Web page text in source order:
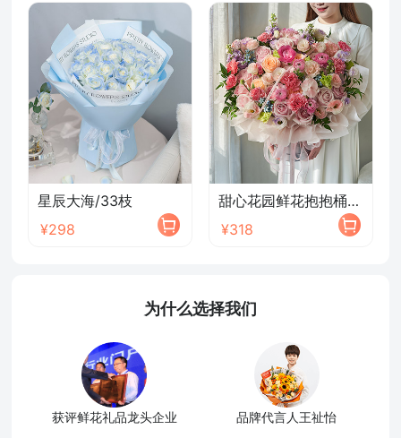
星辰大海/33枝
¥298
甜心花园鲜花抱抱桶/2026新款
¥318
为什么选择我们
获评鲜花礼品龙头企业 品牌代言人王祉怡